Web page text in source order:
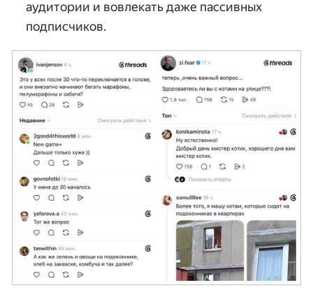
аудитории и вовлекать даже пассивных
подписчиков.